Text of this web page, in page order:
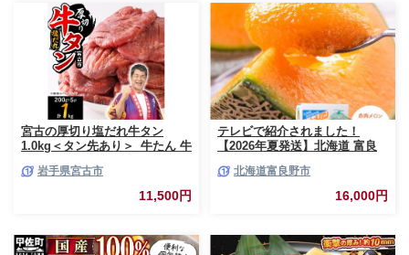
贈り物 贈答 プレゼント おすそ
分け 宮崎県 日南市 送料無料
_BCV1-24
宮古の厚切り塩だれ牛タン
1.0kg＜タン先あり＞_牛たん 牛
厚切り牛タン【1181948】
岩手県宮古市
11,500円
テレビで紹介されました！
【2026年夏発送】北海道 富良
上 大玉サイズ メロン
北海道富良野市
16,000円